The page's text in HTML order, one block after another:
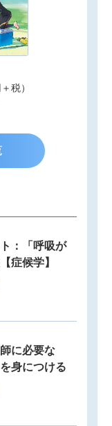
税）
：「呼吸が
症候学】
に必要な
身につける